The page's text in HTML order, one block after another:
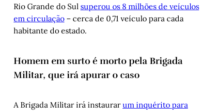
Rio Grande do Sul superou os 8 milhões de veículos
em circulação – cerca de 0,71 veículo para cada
habitante do estado.
Homem em surto é morto pela Brigada
Militar, que irá apurar o caso
A Brigada Militar irá instaurar um inquérito para